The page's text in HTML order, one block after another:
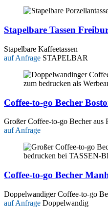
Stapelbare Tassen
Stapelbare Kaffeetassen
auf Anfrage STAPELBAR
Coffee-to-go Becher
Großer Coffee-to-go Becher aus
auf Anfrage
Coffee-to-go Becher
Doppelwandiger Coffee-to-go
auf Anfrage Doppelwandig